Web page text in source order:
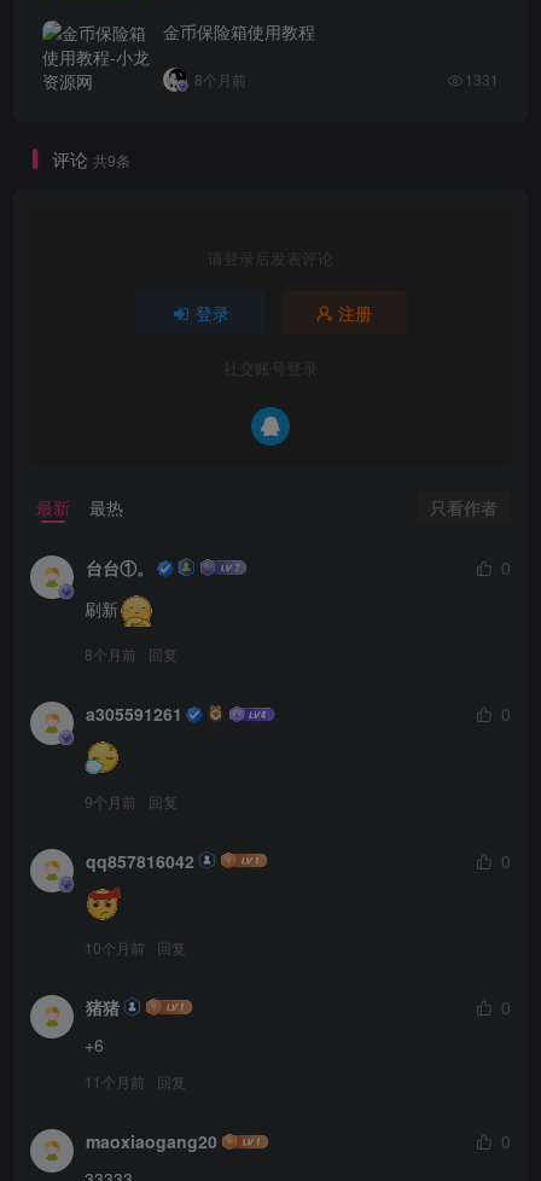
金币保险箱使用教程
8个月前 1331
评论 共9条
请登录后发表评论
登录 注册
社交账号登录
最新 最热 只看作者
台台①。
0
刷新
8个月前 回复
a305591261 0
9个月前 回复
qq857816042 0
10个月前 回复
猪猪
0
+6
11个月前 回复
maoxiaogang20
0